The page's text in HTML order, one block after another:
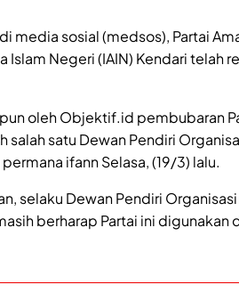
media sosial (medsos), Partai
Islam Negeri (IAIN) Kendari telah
oleh Objektif.id pembubaran
satu Dewan Pendiri
ifann Selasa, (19/3) lalu.
selaku Dewan Pendiri
berharap Partai ini digunakan